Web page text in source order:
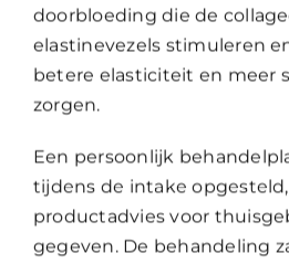
doorbloeding die de
elastinevezels stimuleren
betere elasticiteit en meer
zorgen.
Een persoonlijk
tijdens de intake
productadvies voor
gegeven. De behandeling